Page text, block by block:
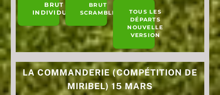
BRUT
INDIVIDUEL
BRUT
SCRAMBLE
TOUS LES
DÉPARTS
NOUVELLE
VERSION
LA COMMANDERIE (COMPÉTITION DE
MIRIBEL) 15 MARS